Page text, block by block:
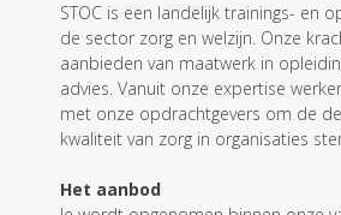
STOC is een landelijk trainings- en
de sector zorg en welzijn. Onze
aanbieden van maatwerk in
advies. Vanuit onze expertise
met onze opdrachtgevers om de
kwaliteit van zorg in organisaties
Het aanbod